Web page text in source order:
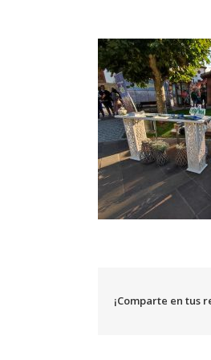
¡Comparte en tus